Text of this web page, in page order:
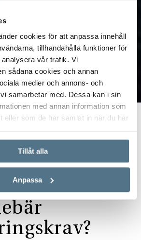
cookies för att anpassa innehåll
tillhandahålla funktioner för
vår trafik. Vi
sådana cookies och annan
medier och annons- och
samarbetar med. Dessa kan i sin
med annan information som
eller som de har samlat in när du har
Tillåt alla
Anpassa
Start
Ekonomi